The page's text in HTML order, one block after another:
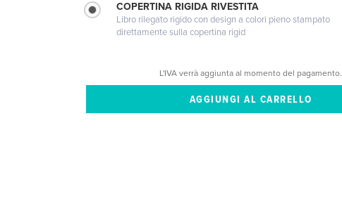
COPERTINA RIGIDA RIVESTITA
Libro rilegato rigido con design a colori pieno stampato
direttamente sulla copertina rigid
L'IVA verrà aggiunta al momento del pagamento.